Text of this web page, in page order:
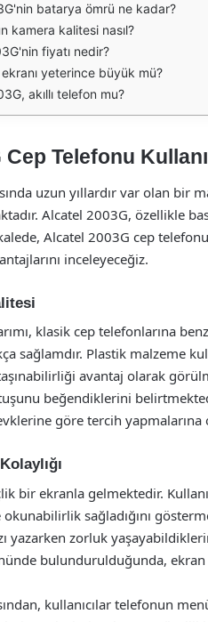
batarya ömrü ne kadar?
kamera kalitesi nasıl?
fiyatı nedir?
yeterince büyük mü?
akıllı telefon mu?
Telefonu
uzun yıllardır var olan bir
Alcatel 2003G, özellikle
Alcatel 2003G cep
inceleyeceğiz.
klasik cep telefonlarına
sağlamdır. Plastik malzeme
avantaj olarak
beğendiklerini
göre tercih yapmalarına
bir ekranla gelmektedir.
sağladığını
yazarken zorluk
bulundurulduğunda,
kullanıcılar telefonun